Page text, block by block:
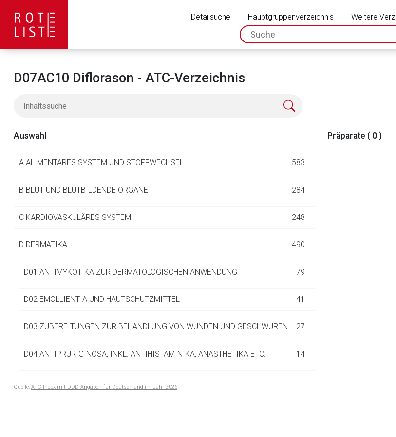
Detailsuche Hauptgruppenverzeichnis
Weitere
spc.search.input.placeholder
D07AC10 Diflorason - ATC-Verzeichnis
Auswahl
A ALIMENTÄRES SYSTEM UND STOFFWECHSEL 583
B BLUT UND BLUTBILDENDE ORGANE 284
C KARDIOVASKULÄRES SYSTEM 248
D DERMATIKA 490
D01 ANTIMYKOTIKA ZUR DERMATOLOGISCHEN ANWENDUNG 79
D02 EMOLLIENTIA UND HAUTSCHUTZMITTEL 41
D03 ZUBEREITUNGEN ZUR BEHANDLUNG VON WUNDEN UND GESCHWÜREN 27
D04 ANTIPRURIGINOSA, INKL. ANTIHISTAMINIKA, ANÄSTHETIKA ETC. 14
Quelle: ATC-Index mit DDD-Angaben für Deutschland im Jahr 2026
Präparate ( 0 )
Aufruf einer externen Seite
Der von Ihnen aufgerufene Link öffnet eine externe Web-Seite. Für die